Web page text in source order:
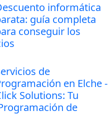
informática
guía completa
conseguir los
de
en Elche -
Solutions: Tu
de